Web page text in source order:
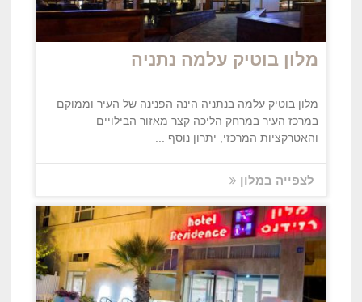
מלון בוטיק עלמה נתניה
מלון בוטיק עלמה בנתניה הינה הפנינה של העיר וממוקם
במרכז העיר במרחק הליכה קצר מאזור הבילויים
והאטרקציות המרכזי, יתרון נוסף ...
לצפייה במלון